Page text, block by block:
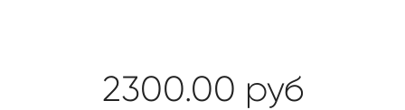
2300.00 руб